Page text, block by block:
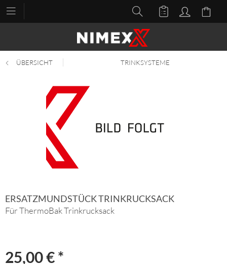
ÜBERSICHT TRINKSYSTEME
ERSATZMUNDSTÜCK TRINKRUCKSACK
Für ThermoBak Trinkrucksack
25,00 € *